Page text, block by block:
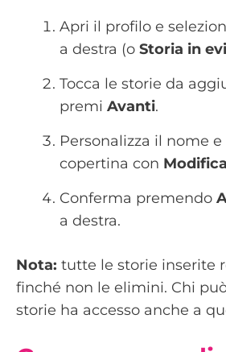
Apri il profilo e
a destra (o Storia in
Tocca le storie da
premi Avanti.
Personalizza il nome
copertina con
Conferma premendo
a destra.
Nota: tutte le storie inserite
finché non le elimini. Chi
storie ha accesso anche a